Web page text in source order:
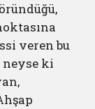
veren bu
ki